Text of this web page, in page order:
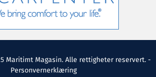
Maritimt Magasin. Alle rettigheter reservert. -
Personvernerklæring